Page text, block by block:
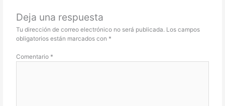
Deja una respuesta
Tu dirección de correo electrónico no será publicada. Los campos
obligatorios están marcados con *
Comentario *